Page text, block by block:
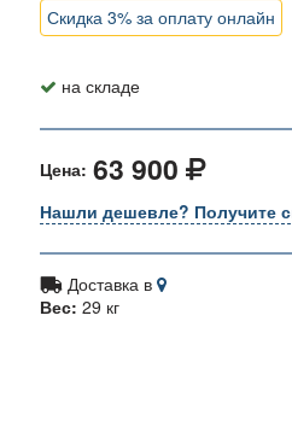
Скидка 3% за оплату онлайн
на складе
Цена: 63 900
Нашли дешевле? Получите
Доставка в
Вес: 29 кг